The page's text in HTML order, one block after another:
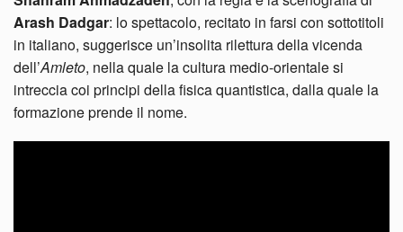
Arash Dadgar: lo spettacolo, recitato in farsi con sottotitoli
in italiano, suggerisce un’insolita rilettura della vicenda
dell’Amleto, nella quale la cultura medio-orientale si
intreccia coi principi della fisica quantistica, dalla quale la
formazione prende il nome.